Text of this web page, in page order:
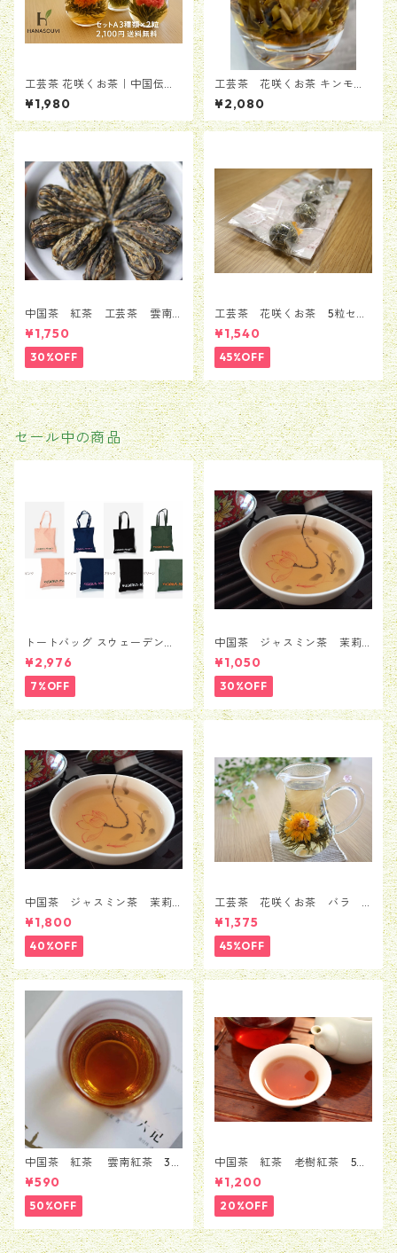
工芸茶 花咲くお茶｜中国伝統
花茶 工芸茶9粒セット
¥1,980
工芸茶 花咲くお茶 キンモク
セイ香り「丹桂漂香」12粒
¥2,080
中国茶 紅茶 工芸茶 雲南
省 紅牡丹 10粒
¥1,750
30%OFF
工芸茶 花咲くお茶 5粒セッ
ト（5種類*1粒）
¥1,540
45%OFF
セール中の商品
トートバッグ スウェーデン
Moderna Museet モデルナ 美
術館 ストックホルム メン
ズ レディース 男女兼用
並行輸入品 送料無料 カバン
バッグ BAG かばん
¥2,976
7%OFF
中国茶 ジャスミン茶 茉莉
花茶 銀毫インハオウ 50
ｇ
¥1,050
30%OFF
中国茶 ジャスミン茶 茉莉
花茶 銀毫インハオウ 100ｇ
¥1,800
40%OFF
工芸茶 花咲くお茶 バラ
ローズ 5粒セット（1種類*5
粒）
¥1,375
45%OFF
中国茶 紅茶 雲南紅茶 30
ｇ
¥590
50%OFF
中国茶 紅茶 老樹紅茶 50
g
¥1,200
20%OFF